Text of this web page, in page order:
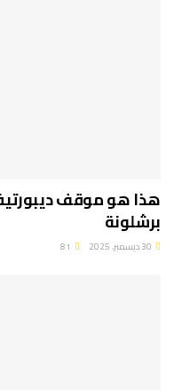
هذا هو موقف
برشلونة